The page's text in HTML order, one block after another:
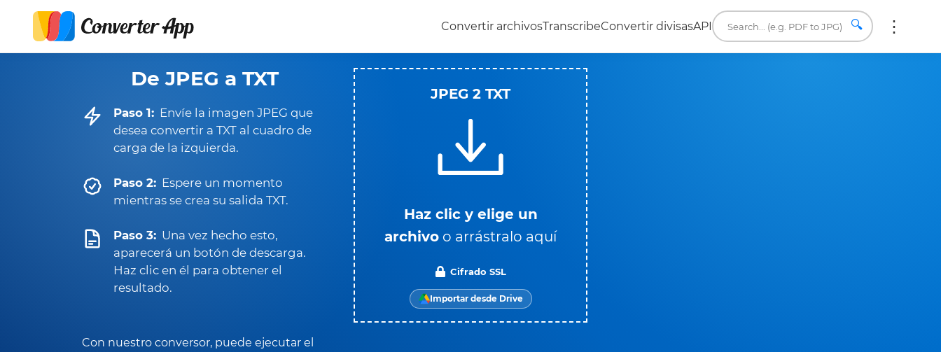
Convertir archivosTranscribeConvertir divisasAPI 🔍
De JPEG a TXT
Paso 1: Envíe la imagen JPEG que
desea convertir a TXT al cuadro de
carga de la izquierda.
Paso 2: Espere un momento
mientras se crea su salida TXT.
Paso 3: Una vez hecho esto,
aparecerá un botón de descarga.
Haz clic en él para obtener el
resultado.
Con nuestro conversor, puede ejecutar el
JPEG 2 TXT
Haz clic y elige un
archivo o arrástralo aquí
Cifrado SSL
Importar desde Drive